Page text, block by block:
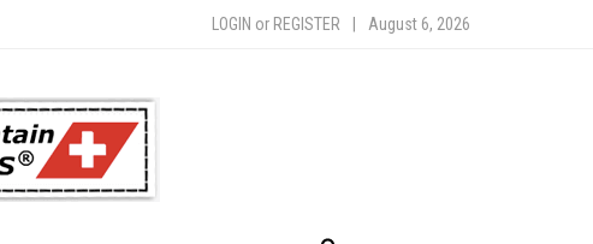
LOGIN or REGISTER August 6, 2026